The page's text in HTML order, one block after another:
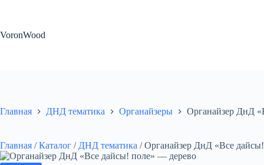
VoronWood
Главная ДНД тематика Органайзеры Органайзер ДнД
Главная / Каталог / ДНД тематика / Органайзер ДнД «Все